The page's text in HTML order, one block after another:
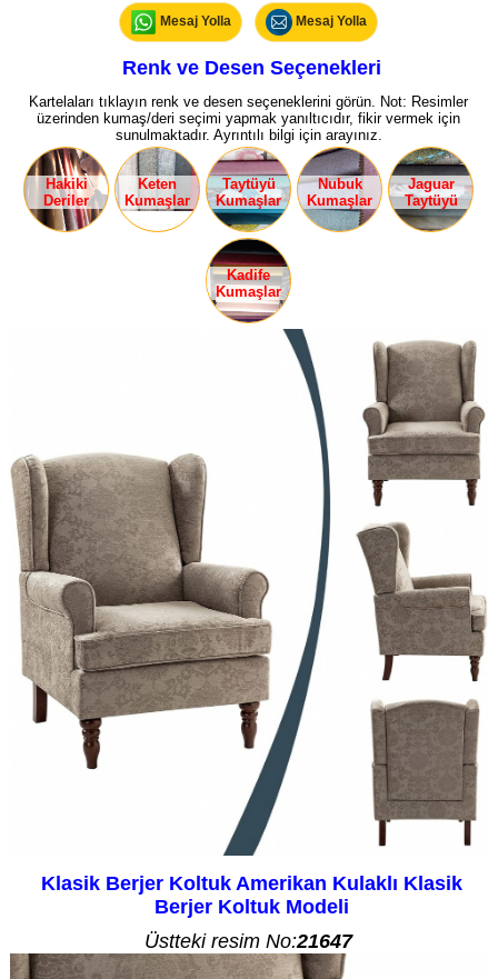
Mesaj Yolla Mesaj Yolla
Renk ve Desen Seçenekleri
Kartelaları tıklayın renk ve desen seçeneklerini görün. Not: Resimler
üzerinden kumaş/deri seçimi yapmak yanıltıcıdır, fikir vermek için
sunulmaktadır. Ayrıntılı bilgi için arayınız.
Hakiki
Deriler
Keten
Kumaşlar
Taytüyü
Kumaşlar
Nubuk
Kumaşlar
Jaguar
Taytüyü
Kadife
Kumaşlar
Klasik Berjer Koltuk Amerikan Kulaklı Klasik
Berjer Koltuk Modeli
Üstteki resim No:21647